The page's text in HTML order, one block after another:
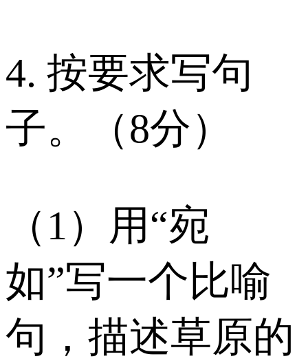
4. 按要求写句
子。（8分）
（1）用“宛
如”写一个比喻
句，描述草原的